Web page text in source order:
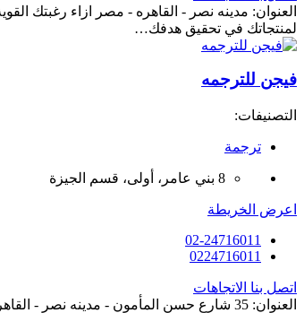
العنوان: مدينه نصر - القاهره - مصر ازاء رغبتك
لمنتجاتك في تحقيق هدفك…
فيجن للترجمه
التصنيفات:
ترجمة
8 بني عامر، أولى، قسم الجيزة
اعرض الخريطة
02-24716011
0224716011
اتصل بنا الاتجاهات
العنوان: 35 شارع حسن المأمون - مدينه